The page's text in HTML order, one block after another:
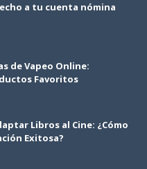
a tu cuenta nómina
de Vapeo Online:
Favoritos
Libros al Cine: ¿Cómo
Exitosa?